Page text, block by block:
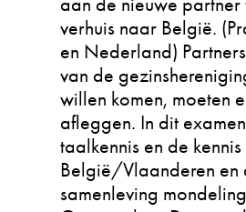
aan de nieuwe partner
verhuis naar België.
en Nederland)
van de
willen komen, moeten
afleggen. In dit
taalkennis en de
België/Vlaanderen en
samenleving